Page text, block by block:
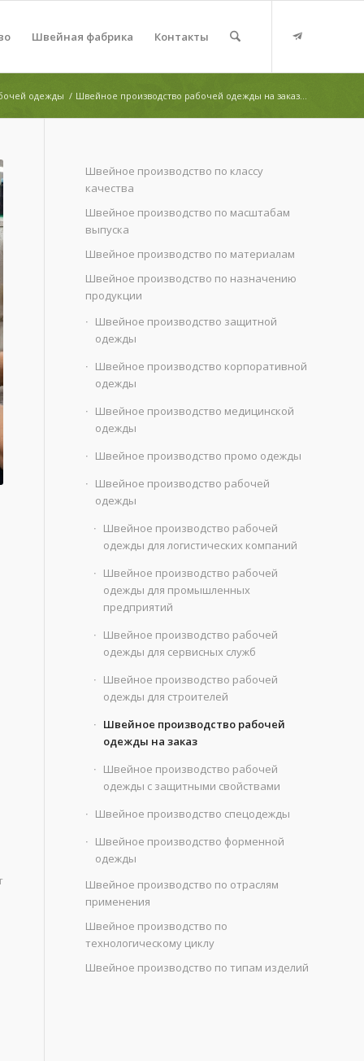
Швейная фабрика Контакты
одежды / Швейное производство рабочей одежды на заказ...
Швейное производство по классу
качества
Швейное производство по масштабам
выпуска
Швейное производство по материалам
Швейное производство по назначению
продукции
Швейное производство защитной
одежды
Швейное производство корпоративной
одежды
Швейное производство медицинской
одежды
Швейное производство промо одежды
Швейное производство рабочей
одежды
Швейное производство рабочей
одежды для логистических компаний
Швейное производство рабочей
одежды для промышленных
предприятий
Швейное производство рабочей
одежды для сервисных служб
Швейное производство рабочей
одежды для строителей
Швейное производство рабочей
одежды на заказ
Швейное производство рабочей
одежды с защитными свойствами
Швейное производство спецодежды
Швейное производство форменной
одежды
Швейное производство по отраслям
применения
Швейное производство по
технологическому циклу
Швейное производство по типам изделий